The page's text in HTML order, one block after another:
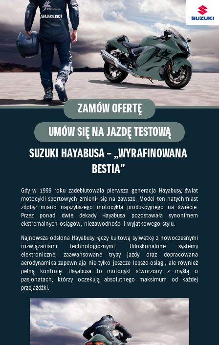
ZAMÓW OFERTĘ
UMÓW SIĘ NA JAZDĘ TESTOWĄ
SUZUKI HAYABUSA – „WYRAFINOWANA
BESTIA”
Gdy w 1999 roku zadebiutowała pierwsza generacja Hayabusy, świat
motocykli sportowych zmienił się na zawsze. Model ten natychmiast
zdobył miano najszybszego motocykla produkcyjnego na świecie.
Przez ponad dwie dekady Hayabusa pozostawała synonimem
ekstremalnych osiągów, niezawodności i wyjątkowego stylu.
Najnowsza odsłona Hayabusy łączy kultową sylwetkę z nowoczesnymi
rozwiązaniami technologicznymi. Udoskonalone systemy
elektroniczne, zaawansowane tryby jazdy oraz dopracowana
aerodynamika zapewniają nie tylko jeszcze lepsze osiągi, ale również
pełną kontrolę. Hayabusa to motocykl stworzony z myślą o
pasjonatach, którzy oczekują absolutnego maksimum od każdej
przejażdżki.